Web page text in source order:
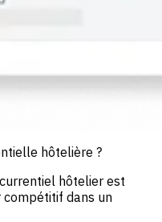
hôtelière ?
hôtelier est
dans un